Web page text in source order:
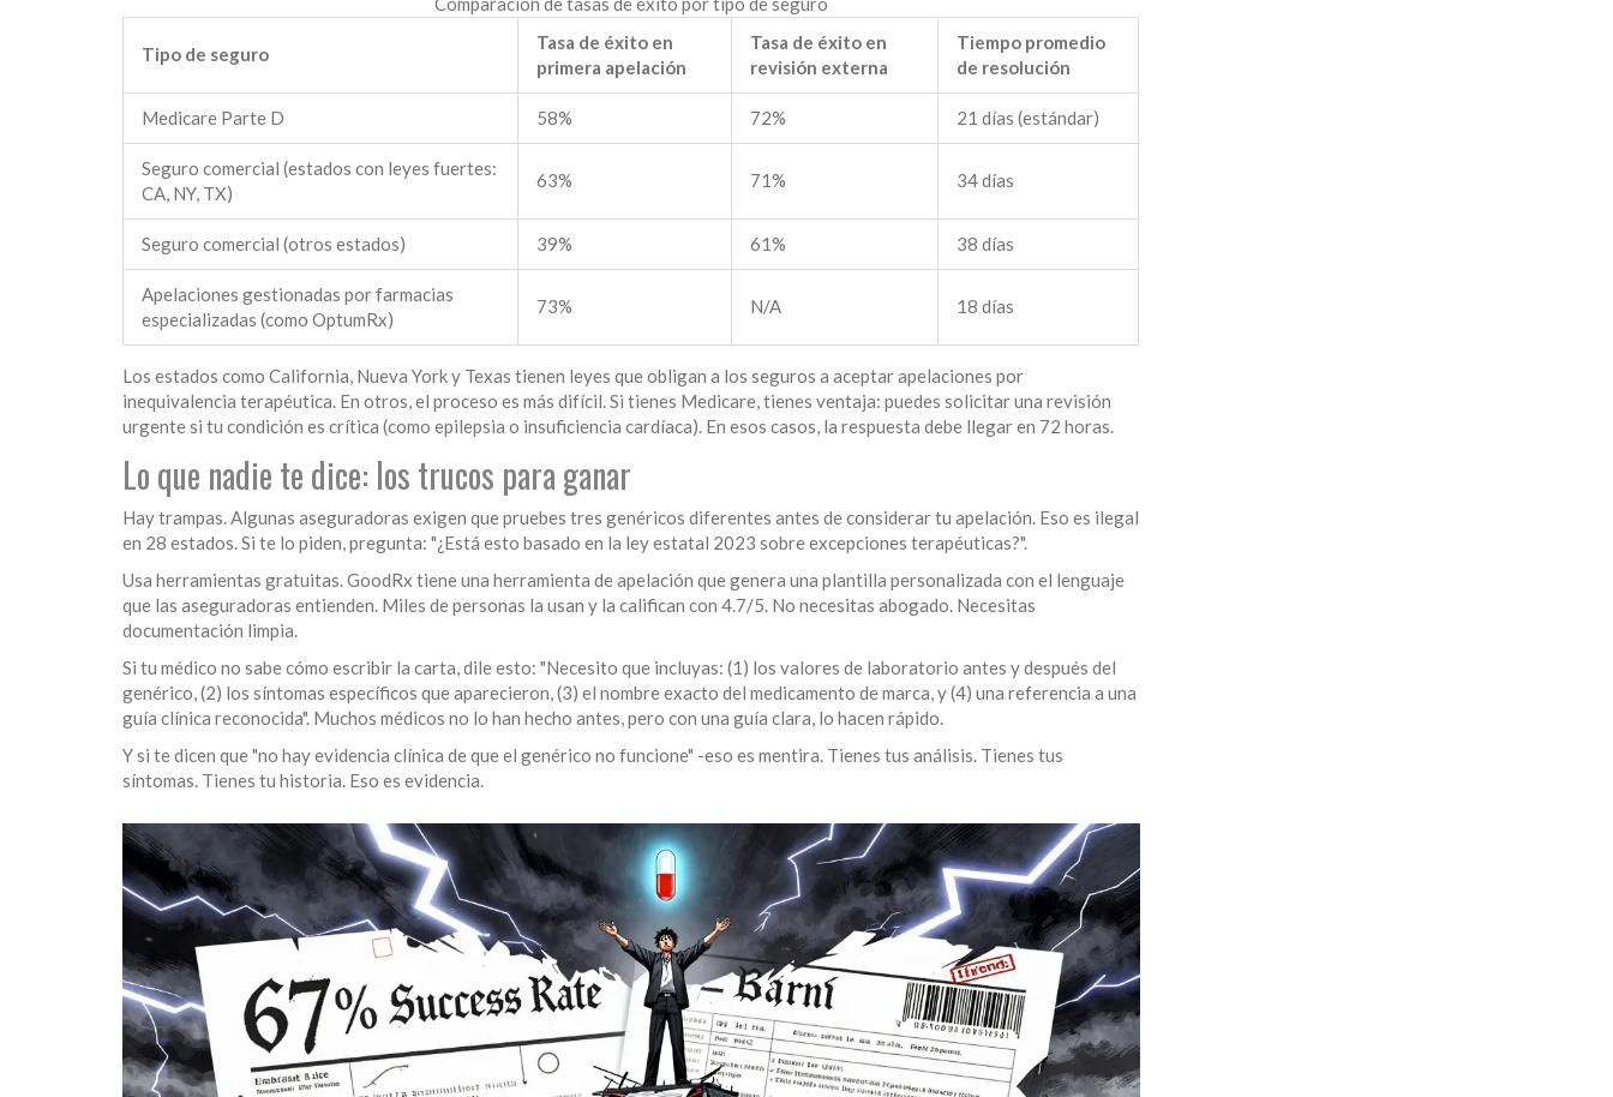
Tipo de seguro
Tasa de éxito en
primera apelación
Tasa de éxito en
revisión externa
Tiempo promedio
de resolución
Medicare Parte D 58% 72% 21 días (estándar)
Seguro comercial (estados con leyes fuertes:
CA, NY, TX)
63% 71% 34 días
Seguro comercial (otros estados) 39% 61% 38 días
Apelaciones gestionadas por farmacias
especializadas (como OptumRx)
73% N/A 18 días
Los estados como California, Nueva York y Texas tienen leyes que obligan a los seguros a aceptar apelaciones por
inequivalencia terapéutica. En otros, el proceso es más difícil. Si tienes Medicare, tienes ventaja: puedes solicitar una revisión
urgente si tu condición es crítica (como epilepsia o insuficiencia cardíaca). En esos casos, la respuesta debe llegar en 72 horas.
Lo que nadie te dice: los trucos para ganar
Hay trampas. Algunas aseguradoras exigen que pruebes tres genéricos diferentes antes de considerar tu apelación. Eso es ilegal
en 28 estados. Si te lo piden, pregunta: "¿Está esto basado en la ley estatal 2023 sobre excepciones terapéuticas?".
Usa herramientas gratuitas. GoodRx tiene una herramienta de apelación que genera una plantilla personalizada con el lenguaje
que las aseguradoras entienden. Miles de personas la usan y la califican con 4.7/5. No necesitas abogado. Necesitas
documentación limpia.
Si tu médico no sabe cómo escribir la carta, dile esto: "Necesito que incluyas: (1) los valores de laboratorio antes y después del
genérico, (2) los síntomas específicos que aparecieron, (3) el nombre exacto del medicamento de marca, y (4) una referencia a una
guía clínica reconocida". Muchos médicos no lo han hecho antes, pero con una guía clara, lo hacen rápido.
Y si te dicen que "no hay evidencia clínica de que el genérico no funcione" -eso es mentira. Tienes tus análisis. Tienes tus
síntomas. Tienes tu historia. Eso es evidencia.